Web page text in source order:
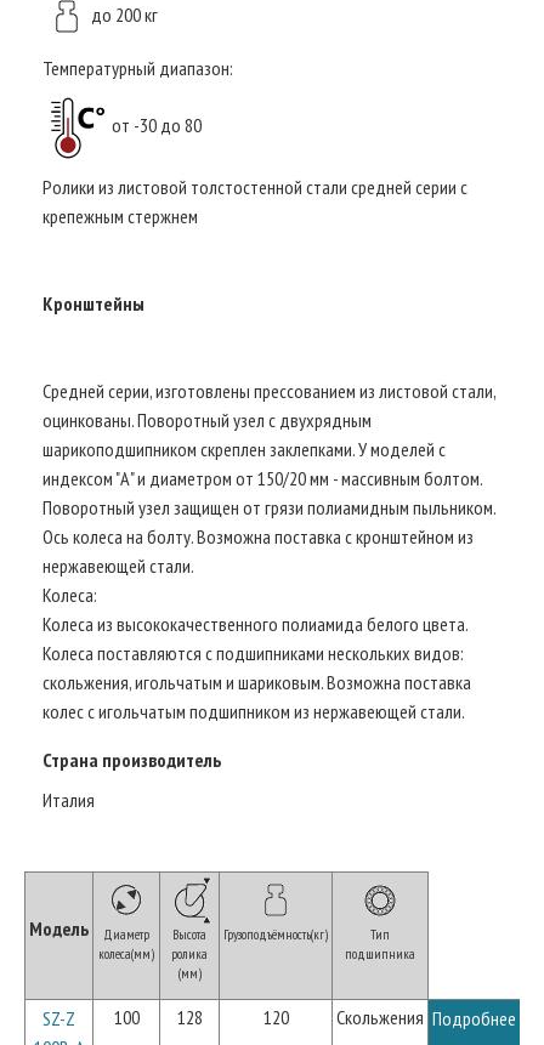
до 200 кг
Температурный диапазон:
от -30 до 80
Ролики из листовой толстостенной стали средней серии с
крепежным стержнем
Кронштейны
Средней серии, изготовлены прессованием из листовой стали,
оцинкованы. Поворотный узел с двухрядным
шарикоподшипником скреплен заклепками. У моделей с
индексом "А" и диаметром от 150/20 мм - массивным болтом.
Поворотный узел защищен от грязи полиамидным пыльником.
Ось колеса на болту. Возможна поставка с кронштейном из
нержавеющей стали.
Колеса:
Колеса из высококачественного полиамида белого цвета.
Колеса поставляются с подшипниками нескольких видов:
скольжения, игольчатым и шариковым. Возможна поставка
колес с игольчатым подшипником из нержавеющей стали.
Страна производитель
Италия
Модель
Диаметр
колеса(мм)
Высота
ролика
(мм)
Грузоподъёмность(кг)
Тип
подшипника
SZ-Z
100 128 120 Скольжения Подробнее